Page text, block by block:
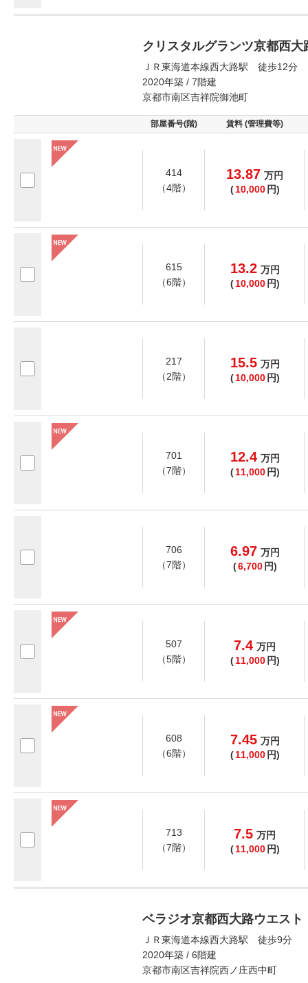
クリスタルグランツ京都西大
ＪＲ東海道本線西大路駅 徒歩12分
2020年築 / 7階建
京都市南区吉祥院御池町
部屋番号(階) 賃料 (管理費等)
414
（4階）
13.87 万円
( 10,000 円)
615
（6階）
13.2 万円
( 10,000 円)
217
（2階）
15.5 万円
( 10,000 円)
701
（7階）
12.4 万円
( 11,000 円)
706
（7階）
6.97 万円
(6,700 円)
507
（5階）
7.4 万円
( 11,000 円)
608
（6階）
7.45 万円
( 11,000 円)
713
（7階）
7.5 万円
( 11,000 円)
ベラジオ京都西大路ウエスト
ＪＲ東海道本線西大路駅 徒歩9分
2020年築 / 6階建
京都市南区吉祥院西ノ庄西中町